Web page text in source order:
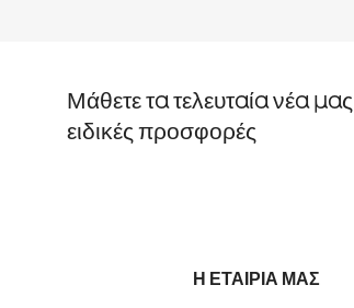
Μάθετε τα τελευταία νέα
ειδικές προσφορές
Η ΕΤΑΙΡΊΑ ΜΑΣ